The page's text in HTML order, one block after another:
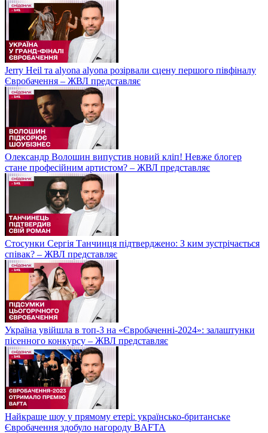
Jerry Heil та аlyona аlyona розірвали сцену першого півфіналу
Євробачення – ЖВЛ представляє
Олександр Волошин випустив новий кліп! Невже блогер
стане професійним артистом? – ЖВЛ представляє
Стосунки Сергія Танчинця підтверджено: З ким зустрічається
співак? – ЖВЛ представляє
Україна увійшла в топ-3 на «Євробаченні-2024»: залаштунки
пісенного конкурсу – ЖВЛ представляє
Найкраще шоу у прямому етері: українсько-британське
Євробачення здобуло нагороду BAFTA